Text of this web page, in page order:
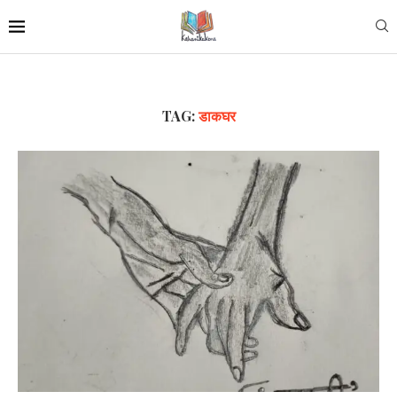
TAG:डाकघर